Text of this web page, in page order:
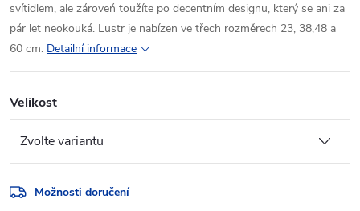
svítidlem, ale zároveń toužíte po decentním designu, který se ani za
pár let neokouká. Lustr je nabízen ve třech rozměrech 23, 38,48 a
60 cm. Detailní informace
Velikost
Možnosti doručení